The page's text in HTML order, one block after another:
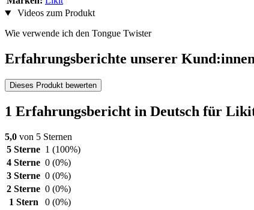
Videos zum Produkt
Wie verwende ich den Tongue Twister
Erfahrungsberichte unserer Kund:innen
Dieses Produkt bewerten
1 Erfahrungsbericht in Deutsch für
5,0 von 5 Sternen
5 Sterne 1 (100%)
4 Sterne 0 (0%)
3 Sterne 0 (0%)
2 Sterne 0 (0%)
1 Stern
0 (0%)